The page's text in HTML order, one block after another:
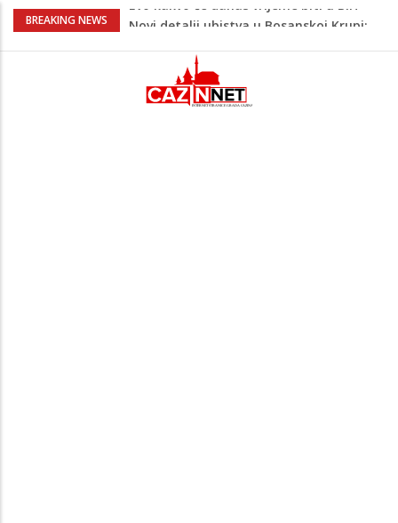
BREAKING NEWS
Novi detalji ubistva u Bosanskoj Krupi:
Na Ahiret preselila Bešić (rođ. Blažević)
Senija – Sena